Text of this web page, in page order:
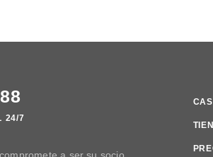
24/7